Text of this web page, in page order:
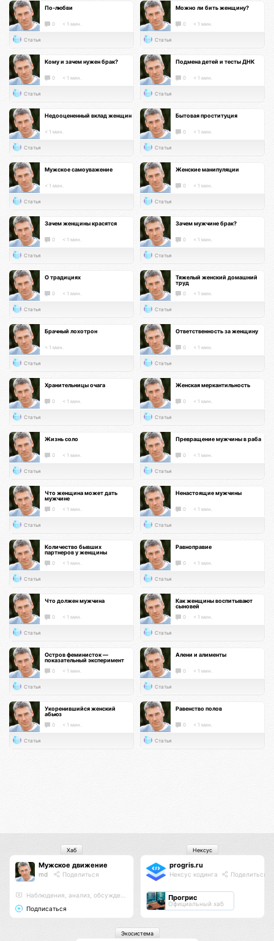
По-любви
0 < 1 мин.
Статья
Можно ли бить женщину?
0 < 1 мин.
Статья
Кому и зачем нужен брак?
0 < 1 мин.
Статья
Подмена детей и тесты ДНК
0 < 1 мин.
Статья
Недооцененный вклад женщин
< 1 мин.
Статья
Бытовая проституция
0 < 1 мин.
Статья
Мужское самоуважение
< 1 мин.
Статья
Женские манипуляции
0 < 1 мин.
Статья
Зачем женщины красятся
0 < 1 мин.
Статья
Зачем мужчине брак?
0 < 1 мин.
Статья
О традициях
0 < 1 мин.
Статья
Тяжелый женский домашний
труд
0 < 1 мин.
Статья
Брачный лохотрон
< 1 мин.
Статья
Ответственность за женщину
0 < 1 мин.
Статья
Хранительницы очага
0 < 1 мин.
Статья
Женская меркантильность
0 < 1 мин.
Статья
Жизнь соло
0 < 1 мин.
Статья
Превращение мужчины в раба
0 < 1 мин.
Статья
Что женщина может дать
мужчине
0 < 1 мин.
Статья
Ненастоящие мужчины
0 < 1 мин.
Статья
Количество бывших
партнеров у женщины
0 < 1 мин.
Статья
Равноправие
0 < 1 мин.
Статья
Что должен мужчина
0 < 1 мин.
Статья
Как женщины воспитывают
сыновей
0 < 1 мин.
Статья
Остров феминисток —
показательный эксперимент
0 < 1 мин.
Статья
Алени и алименты
0 < 1 мин.
Статья
Укоренившийся женский
абьюз
0 < 1 мин.
Статья
Равенство полов
0 < 1 мин.
Статья
Мужское движение
md Поделиться
Наблюдения, анализ, обсуждения
Подписаться
Хаб
progris.ru
Нексус кодинга Поделиться
Прогрис
Официальный хаб
Нексус
Экосистема